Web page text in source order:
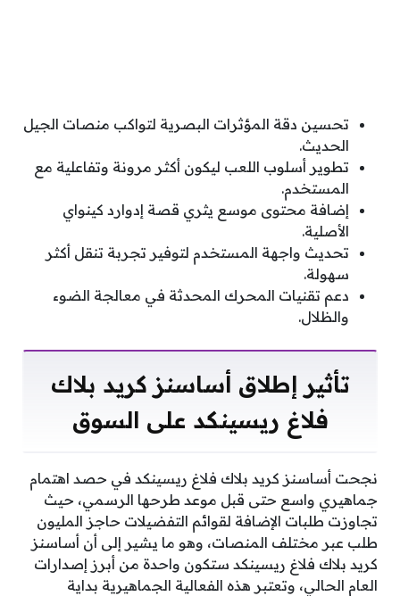
تحسين دقة المؤثرات البصرية لتواكب منصات الجيل
الحديث.
تطوير أسلوب اللعب ليكون أكثر مرونة وتفاعلية مع
المستخدم.
إضافة محتوى موسع يثري قصة إدوارد كينواي
الأصلية.
تحديث واجهة المستخدم لتوفير تجربة تنقل أكثر
سهولة.
دعم تقنيات المحرك المحدثة في معالجة الضوء
والظلال.
تأثير إطلاق أساسنز كريد بلاك
فلاغ ريسينكد على السوق
نجحت أساسنز كريد بلاك فلاغ ريسينكد في حصد اهتمام
جماهيري واسع حتى قبل موعد طرحها الرسمي، حيث
تجاوزت طلبات الإضافة لقوائم التفضيلات حاجز المليون
طلب عبر مختلف المنصات، وهو ما يشير إلى أن أساسنز
كريد بلاك فلاغ ريسينكد ستكون واحدة من أبرز إصدارات
العام الحالي، وتعتبر هذه الفعالية الجماهيرية بداية